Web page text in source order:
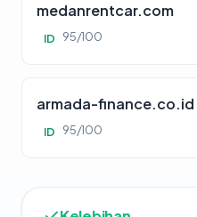
medanrentcar.com
ID 95/100
armada-finance.co.id
ID 95/100